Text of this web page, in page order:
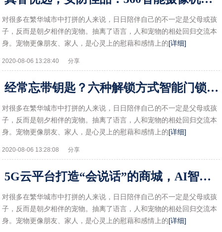
对很多在繁华城市中打拼的人来说，日日陪伴自己的不一定是父母或孩
子，反而是朝夕相伴的宠物。抽离了语言，人和宠物的相处回归交流本
身。宠物更像朋友、家人，是心灵上的慰藉和感情上的[详细]
2020-08-06 13:28:40 分享
经常忘带钥匙？六种解锁方式智能门锁，让你彻底告别安全隐患
对很多在繁华城市中打拼的人来说，日日陪伴自己的不一定是父母或孩
子，反而是朝夕相伴的宠物。抽离了语言，人和宠物的相处回归交流本
身。宠物更像朋友、家人，是心灵上的慰藉和感情上的[详细]
2020-08-06 13:28:08 分享
5G云平台打造“会说话”的商城，AI智能语音服务让网站独具吸引力
对很多在繁华城市中打拼的人来说，日日陪伴自己的不一定是父母或孩
子，反而是朝夕相伴的宠物。抽离了语言，人和宠物的相处回归交流本
身。宠物更像朋友、家人，是心灵上的慰藉和感情上的[详细]